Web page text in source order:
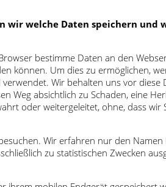
wir welche Daten speichern und
bestimme Daten an den
können. Um dies zu ermöglichen,
Wir behalten uns vor
Weg absichtlich zu Schaden, eine
oder weitergeleitet, ohne, dass
Wir erfahren nur den
zu statistischen Zwecken